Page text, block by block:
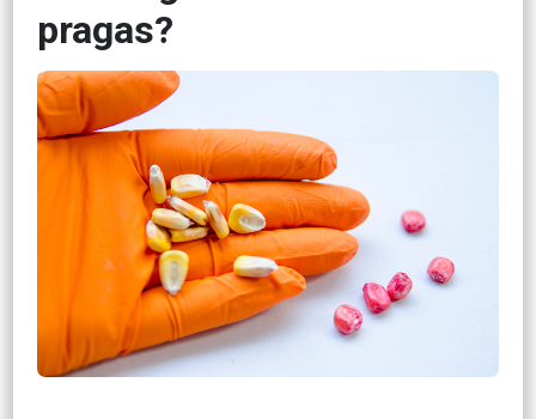
pragas?